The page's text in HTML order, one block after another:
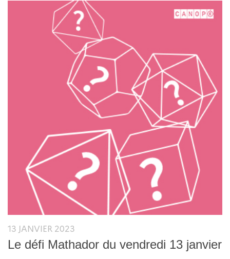
13 JANVIER 2023
Le défi Mathador du vendredi 13 janvier